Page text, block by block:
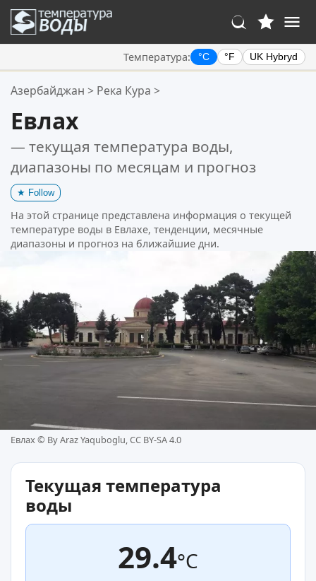
Температура: °C °F UK Hybryd
Ваше избранное:
Азербайджан > Река Кура >
Евлах
— текущая температура воды,
диапазоны по месяцам и прогноз
★ Follow
На этой странице представлена информация о текущей
температуре воды в Евлахе, тенденции, месячные
диапазоны и прогноз на ближайшие дни.
Евлах © By Araz Yaquboglu, CC BY-SA 4.0
Текущая температура
воды
29.4°C